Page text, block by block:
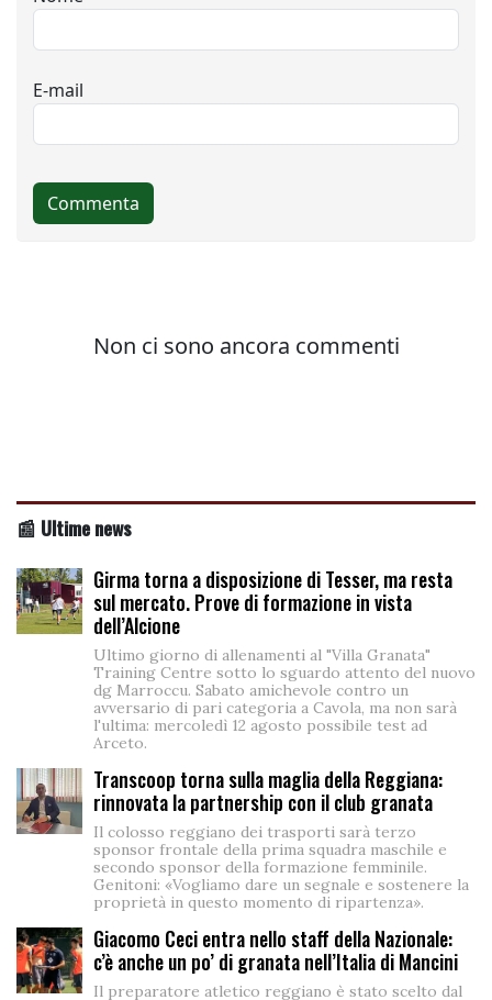
📰 Ultime news
Girma torna a disposizione di Tesser, ma resta
sul mercato. Prove di formazione in vista
dell’Alcione
Ultimo giorno di allenamenti al "Villa Granata"
Training Centre sotto lo sguardo attento del nuovo
dg Marroccu. Sabato amichevole contro un
avversario di pari categoria a Cavola, ma non sarà
l'ultima: mercoledì 12 agosto possibile test ad
Arceto.
Transcoop torna sulla maglia della Reggiana:
rinnovata la partnership con il club granata
Il colosso reggiano dei trasporti sarà terzo
sponsor frontale della prima squadra maschile e
secondo sponsor della formazione femminile.
Genitoni: «Vogliamo dare un segnale e sostenere la
proprietà in questo momento di ripartenza».
Giacomo Ceci entra nello staff della Nazionale:
c’è anche un po’ di granata nell’Italia di Mancini
Il preparatore atletico reggiano è stato scelto dal